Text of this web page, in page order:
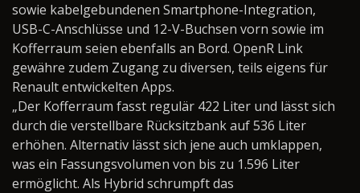
sowie kabelgebundenen Smartphone-Integration,
USB-C-Anschlüsse und 12-V-Buchsen vorn sowie im
Kofferraum seien ebenfalls an Bord. OpenR Link
gewähre zudem Zugang zu diversen, teils eigens für
Renault entwickelten Apps.
„Der Kofferraum fasst regulär 422 Liter und lässt sich
durch die verstellbare Rücksitzbank auf 536 Liter
erhöhen. Alternativ lässt sich jene auch umklappen,
was ein Fassungsvolumen von bis zu 1.596 Liter
ermöglicht. Als Hybrid schrumpft das